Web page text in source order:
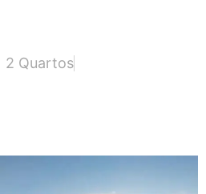
2 Quartos